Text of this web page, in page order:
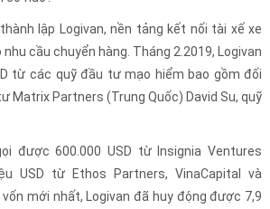
lập Logivan, nền tảng kết nối tài xế xe
cầu chuyển hàng. Tháng 2.2019, Logivan
từ các quỹ đầu tư mạo hiểm bao gồm đối
Matrix Partners (Trung Quốc) David Su, quỹ
được 600.000 USD từ Insignia Ventures
USD từ Ethos Partners, VinaCapital và
vốn mới nhất, Logivan đã huy động được 7,9